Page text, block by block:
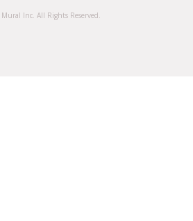
Inc. All Rights Reserved.